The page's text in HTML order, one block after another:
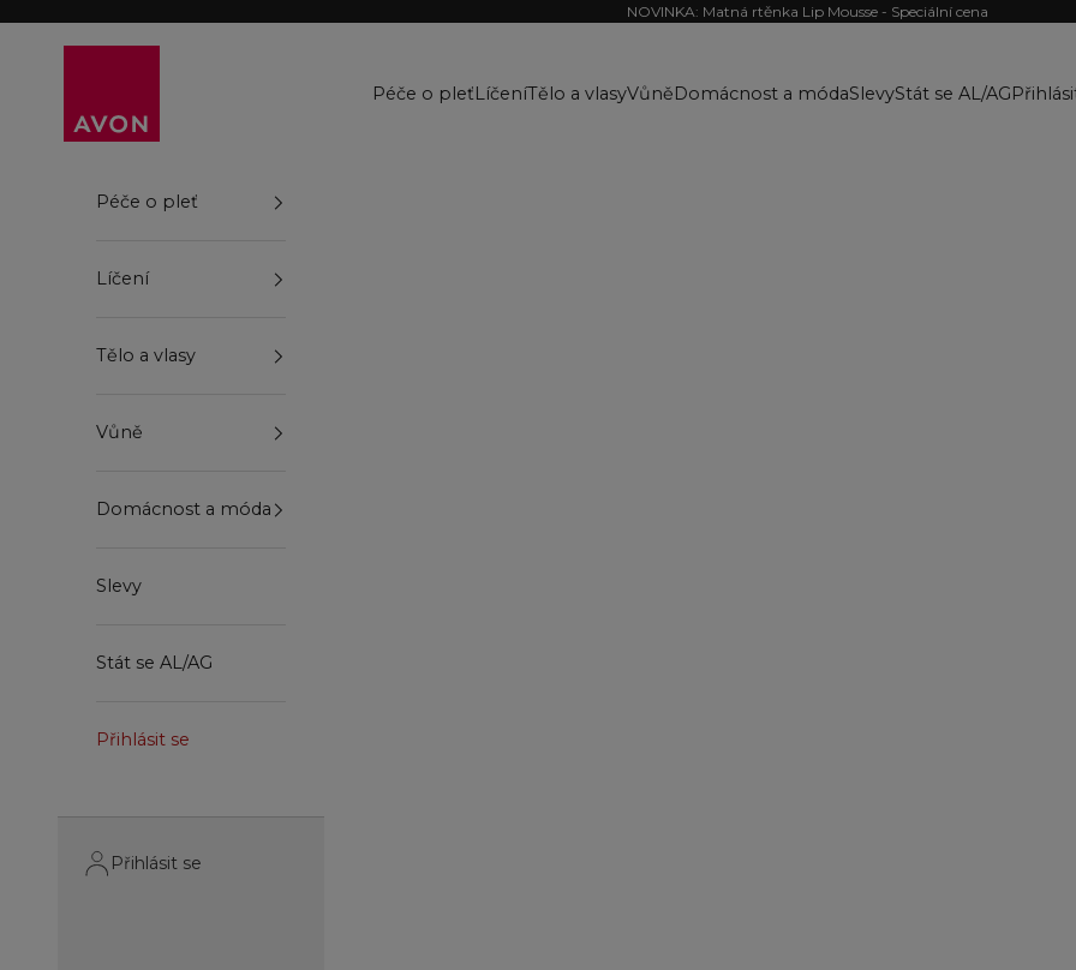
NOVINKA: Matná rtěnka Lip Mousse - Speciální cena
Péče o pleťLíčeníTělo a vlasyVůněDomácnost a módaSlevyStát se AL/AG
Péče o pleť
Líčení
Tělo a vlasy
Vůně
Domácnost a móda
Slevy
Stát se AL/AG
Přihlásit se
Přihlásit se